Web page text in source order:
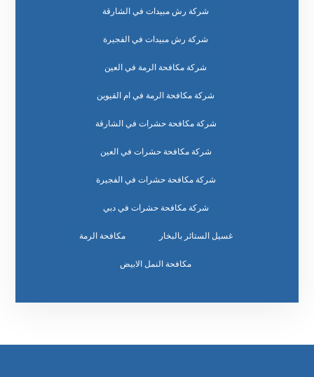
شركة رش مبيدات في الشارقة
شركة رش مبيدات في الفجيرة
شركة مكافحة الرمة في العين
شركة مكافحة الرمة في ام القيوين
شركة مكافحة حشرات في الشارقة
شركة مكافحة حشرات في العين
شركة مكافحة حشرات في الفجيرة
شركة مكافحة حشرات في دبي
غسيل الستائر بالبخار مكافحة الرمة
مكافحة النمل الابيض